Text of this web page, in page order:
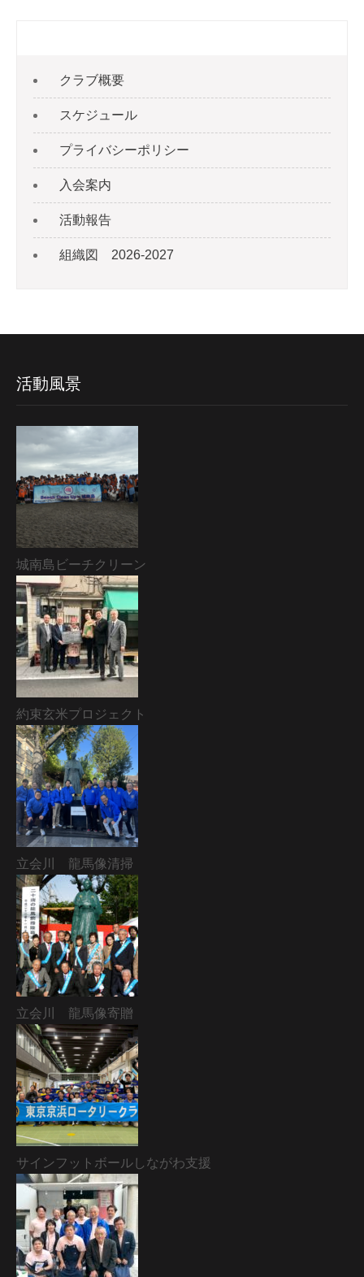
クラブ概要
スケジュール
プライバシーポリシー
入会案内
活動報告
組織図 2026-2027
活動風景
城南島ビーチクリーン
約束玄米プロジェクト
立会川 龍馬像清掃
立会川 龍馬像寄贈
サインフットボールしながわ支援